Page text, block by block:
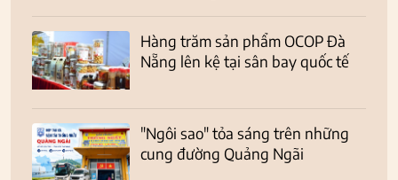
Hàng trăm sản phẩm OCOP Đà
Nẵng lên kệ tại sân bay quốc tế
"Ngôi sao" tỏa sáng trên những
cung đường Quảng Ngãi